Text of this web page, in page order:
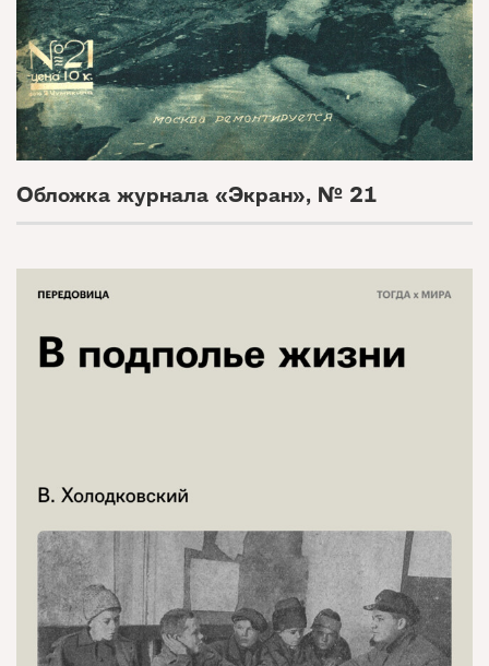
Обложка журнала «Экран», № 21